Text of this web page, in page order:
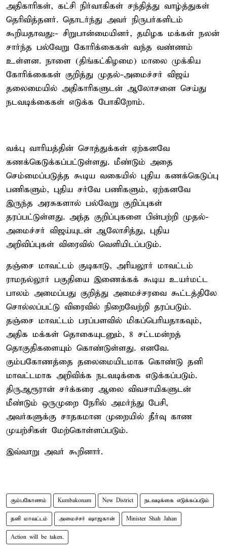
அதிகாரிகள், கட்சி நிர்வாகிகள் சந்தித்து வாழ்த்துகள்
தெரிவித்தனர். தொடர்ந்து அவர் நிருபர்களிடம்
கூறியதாவது:- சிறுபான்மையினர், தமிழக மக்கள் நலன்
சார்ந்த பல்வேறு கோரிக்கைகள் வந்த வண்ணம்
உள்ளன. நாளை (திங்கட்கிழமை) மாலை முக்கிய
கோரிக்கைகள் குறித்து முதல்-அமைச்சர் விஜய்
தலைமையில் அதிகாரிகளுடன் ஆலோசனை செய்து
நடவடிக்கைகள் எடுக்க போகிறோம்.
வக்பு வாரியத்தின் சொத்துக்கள் ஏற்கனவே
கணக்கெடுக்கப்பட்டுள்ளது. மீண்டும் அதை
செம்மைப்படுத்த கூடிய வகையில் புதிய கணக்கெடுப்பு
பணிகளும், புதிய சர்வே பணிகளும், ஏற்கனவே
இருந்த அரசுகளால் பல்வேறு குறிப்புகள்
தரப்பட்டுள்ளது. அந்த குறிப்புகளை பின்பற்றி முதல்-
அமைச்சர் விஜய்யுடன் ஆலோசித்து, புதிய
அறிவிப்புகள் விரைவில் வெளியிடப்படும்.
தஞ்சை மாவட்டம் குடிகாடு, அரியலூர் மாவட்டம்
ராமநல்லூர் பகுதியை இணைக்கக் கூடிய உயர்மட்ட
பாலம் அமைப்பது குறித்து அமைச்சரவை கூட்டத்திலே
சொல்லப்பட்டு விரைவில் நிறைவேற்றி தரப்படும்.
தஞ்சை மாவட்டம் பரப்பளவில் மிகப்பெரியதாகவும்,
அதிக மக்கள் தொகையுடனும், 8 சட்டமன்றத்
தொகுதிகளையும் கொண்டுள்ளது. எனவே.
கும்பகோணத்தை தலைமையிடமாக கொண்டு தனி
மாவட்டமாக அறிவிக்க நடவடிக்கை எடுக்கப்படும்.
திருஆரூரான் சர்க்கரை ஆலை விவசாயிகளுடன்
மீண்டும் ஒருமுறை நேரில் அமர்ந்து பேசி,
அவர்களுக்கு சாதகமான முறையில் தீர்வு காண
முயற்சிகள் மேற்கொள்ளப்படும்.
இவ்வாறு அவர் கூறினார்.
கும்பகோணம் Kumbakonam New District நடவடிக்கை எடுக்கப்படும்
தனி மாவட்டம் அமைச்சர் ஷாஜகான் Minister Shah Jahan
Action will be taken.